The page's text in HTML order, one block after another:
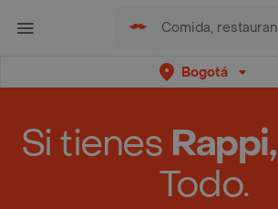
Bogotá
Si tienes Rappi,
Todo.